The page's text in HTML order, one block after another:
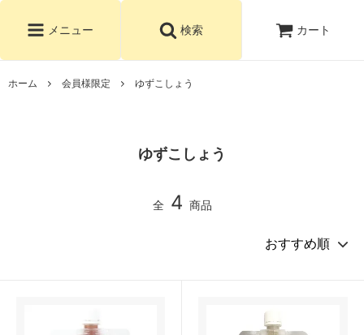
メニュー 検索 カート
ホーム 会員様限定 ゆずこしょう
ゆずこしょう
全 4 商品